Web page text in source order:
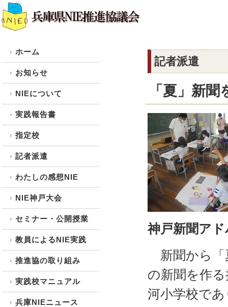
ホーム
お知らせ
NIEについて
実践報告書
指定校
記者派遣
わたしの感想NIE
NIE神戸大会
セミナー・公開授業
教員によるNIE実践
推進協の取り組み
実践校マニュアル
兵庫NIEニュース
記者派遣
「夏」新
神戸新聞ア
新聞から「
の新聞を作
河小学校で